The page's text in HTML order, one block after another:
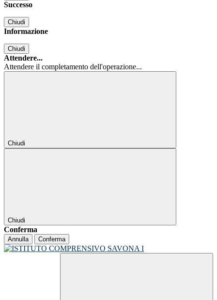
Successo
Chiudi
Informazione
Chiudi
Attendere...
Attendere il completamento dell'operazione...
Chiudi
Chiudi
Conferma
Annulla Conferma